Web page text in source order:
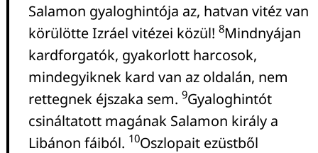
Salamon gyaloghintója az, hatvan vitéz van
körülötte Izráel vitézei közül! 8Mindnyájan
kardforgatók, gyakorlott harcosok,
mindegyiknek kard van az oldalán, nem
rettegnek éjszaka sem. 9Gyaloghintót
csináltatott magának Salamon király a
Libánon fáiból. 10Oszlopait ezüstből